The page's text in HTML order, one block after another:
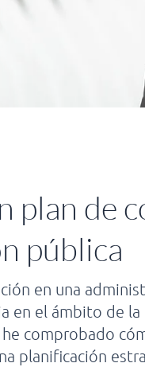
plan de
pública
en una
en el ámbito de la
comprobado
planificación